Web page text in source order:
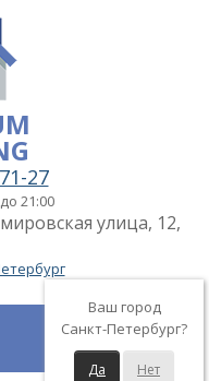
27
21:00
улица, 12,
Ваш город
Санкт-Петербург?
Да Нет